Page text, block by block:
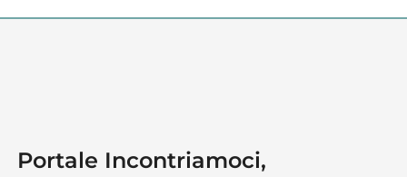
Portale Incontriamoci,